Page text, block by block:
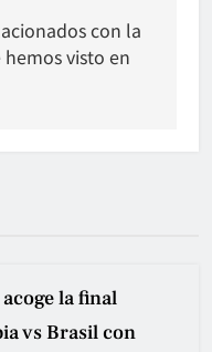
con la
visto en
la final
vs Brasil con